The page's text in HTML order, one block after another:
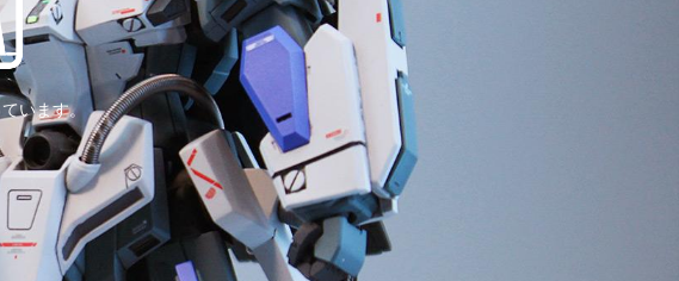
います。